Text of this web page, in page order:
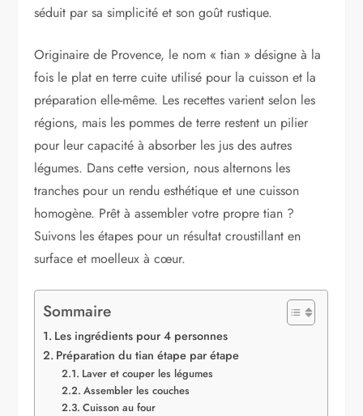
séduit par sa simplicité et son goût rustique.
Originaire de Provence, le nom « tian » désigne à la
fois le plat en terre cuite utilisé pour la cuisson et la
préparation elle-même. Les recettes varient selon les
régions, mais les pommes de terre restent un pilier
pour leur capacité à absorber les jus des autres
légumes. Dans cette version, nous alternons les
tranches pour un rendu esthétique et une cuisson
homogène. Prêt à assembler votre propre tian ?
Suivons les étapes pour un résultat croustillant en
surface et moelleux à cœur.
Sommaire
Les ingrédients pour 4 personnes
Préparation du tian étape par étape
Laver et couper les légumes
Assembler les couches
Cuisson au four